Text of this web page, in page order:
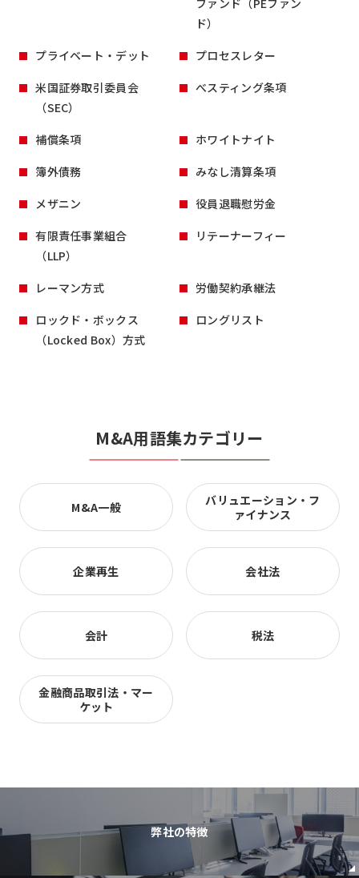
ファンド（PEファン
ド）
プライベート・デット
プロセスレター
米国証券取引委員会
（SEC）
べスティング条項
補償条項
ホワイトナイト
簿外債務
みなし清算条項
メザニン
役員退職慰労金
有限責任事業組合
（LLP）
リテーナーフィー
レーマン方式
労働契約承継法
ロックド・ボックス
（Locked Box）方式
ロングリスト
M&A用語集カテゴリー
M&A一般
バリュエーション・フ
ァイナンス
企業再生 会社法
会計 税法
金融商品取引法・マー
ケット
弊社の特徴